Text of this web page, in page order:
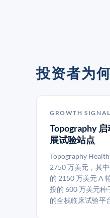
投资者为
GROWTH SIGNAL
Topography
展试验站点
Topography
2750 万美元，其
的 2150 万美元 A
投的 600 万美元种
的全栈临床试验平